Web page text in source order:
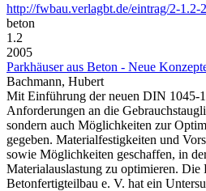
http://fwbau.verlagbt.de/eintrag/2-1.2-
beton
1.2
2005
Parkhäuser aus Beton - Neue
Bachmann, Hubert
Mit Einführung der neuen DIN 1045-
Anforderungen an die
sondern auch Möglichkeiten zur
gegeben. Materialfestigkeiten und
sowie Möglichkeiten geschaffen, in
Materialauslastung zu optimieren. Die
Betonfertigteilbau e. V. hat ein